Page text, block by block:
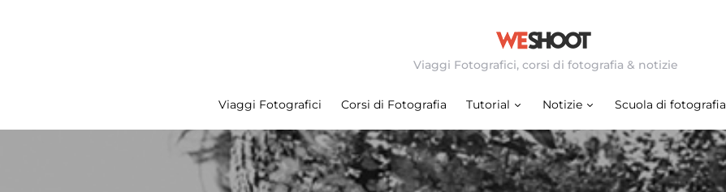
Viaggi Fotografici, corsi di fotografia & notizie
Viaggi Fotografici Corsi di Fotografia Tutorial Notizie Scuola di fotografia